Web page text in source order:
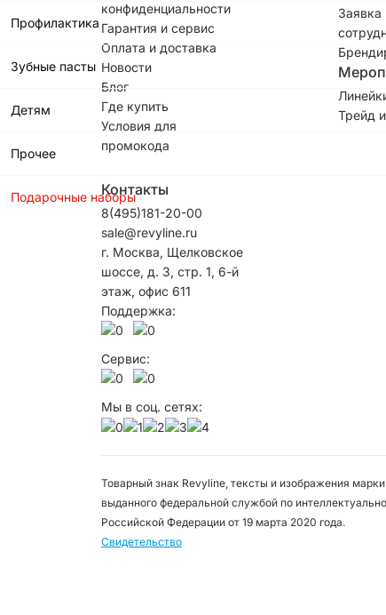
Профилактика
Зубные пасты
Детям
Прочее
Подарочные наборы
конфиденциальности
Гарантия и сервис
Оплата и доставка
Новости
Блог
Где купить
Условия для
промокода
Заявка
Трейд
Контакты
8(495)181-20-00
sale@revyline.ru
г. Москва, Щелковское
шоссе, д. 3, стр. 1, 6-й
этаж, офис 611
Поддержка:
Сервис:
Мы в соц. сетях:
Товарный знак Revyline, тексты и изображения
выданного федеральной службой по
Российской Федерации от 19 марта 2020 года.
Свидетельство